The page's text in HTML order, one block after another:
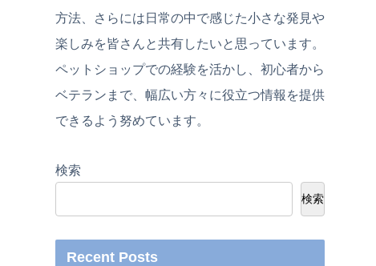
方法、さらには日常の中で感じた小さな発見や
楽しみを皆さんと共有したいと思っています。
ペットショップでの経験を活かし、初心者から
ベテランまで、幅広い方々に役立つ情報を提供
できるよう努めています。
検索
検索
Recent Posts